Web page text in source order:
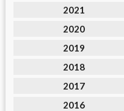
2021
2020
2019
2018
2017
2016